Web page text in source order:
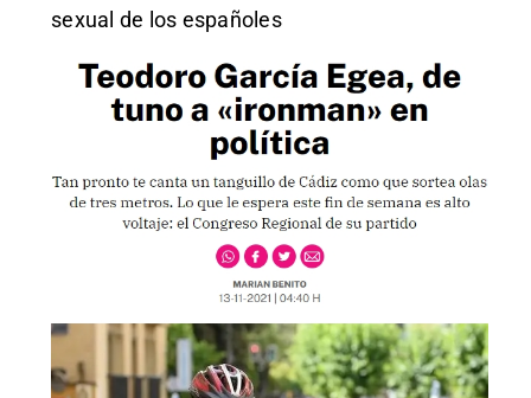
sexual de los españoles